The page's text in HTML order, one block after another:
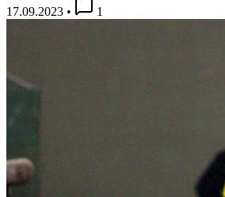
17.09.2023 • 1